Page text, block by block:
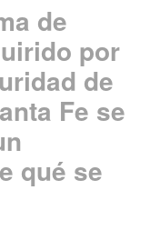
de
por
de
Fe se
qué se